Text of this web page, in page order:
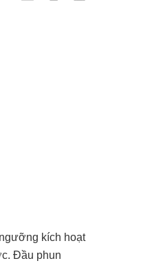
kích hoạt
Đầu phun